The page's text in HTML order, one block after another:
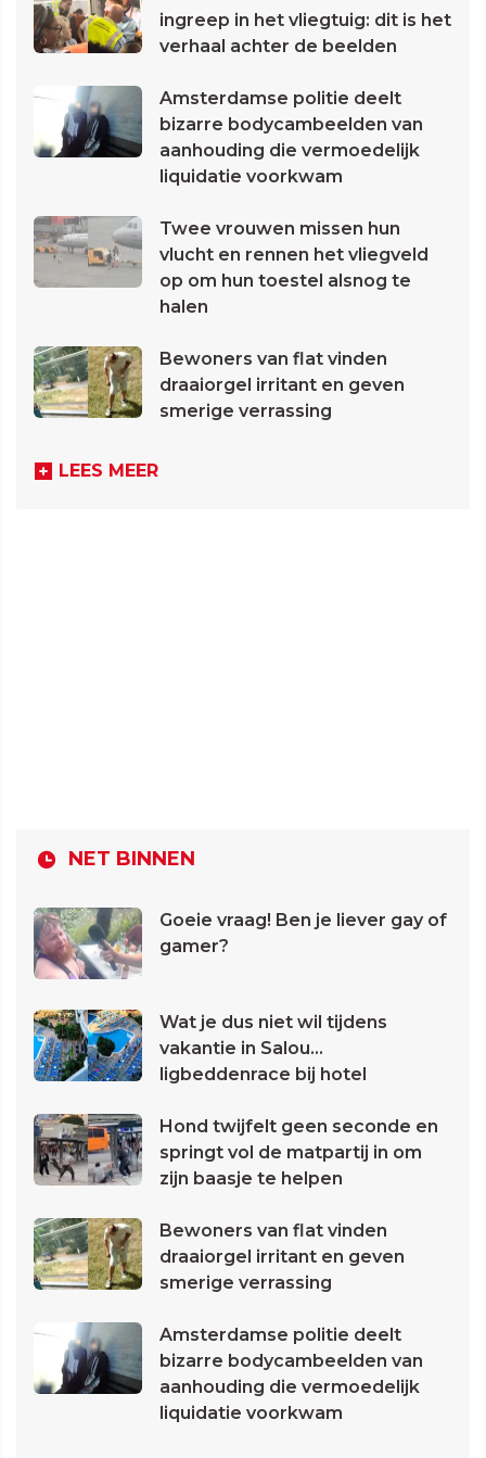
ingreep in het vliegtuig: dit is het
verhaal achter de beelden
Amsterdamse politie deelt
bizarre bodycambeelden van
aanhouding die vermoedelijk
liquidatie voorkwam
Twee vrouwen missen hun
vlucht en rennen het vliegveld
op om hun toestel alsnog te
halen
Bewoners van flat vinden
draaiorgel irritant en geven
smerige verrassing
LEES MEER
NET BINNEN
Goeie vraag! Ben je liever gay of
gamer?
Wat je dus niet wil tijdens
vakantie in Salou...
ligbeddenrace bij hotel
Hond twijfelt geen seconde en
springt vol de matpartij in om
zijn baasje te helpen
Bewoners van flat vinden
draaiorgel irritant en geven
smerige verrassing
Amsterdamse politie deelt
bizarre bodycambeelden van
aanhouding die vermoedelijk
liquidatie voorkwam